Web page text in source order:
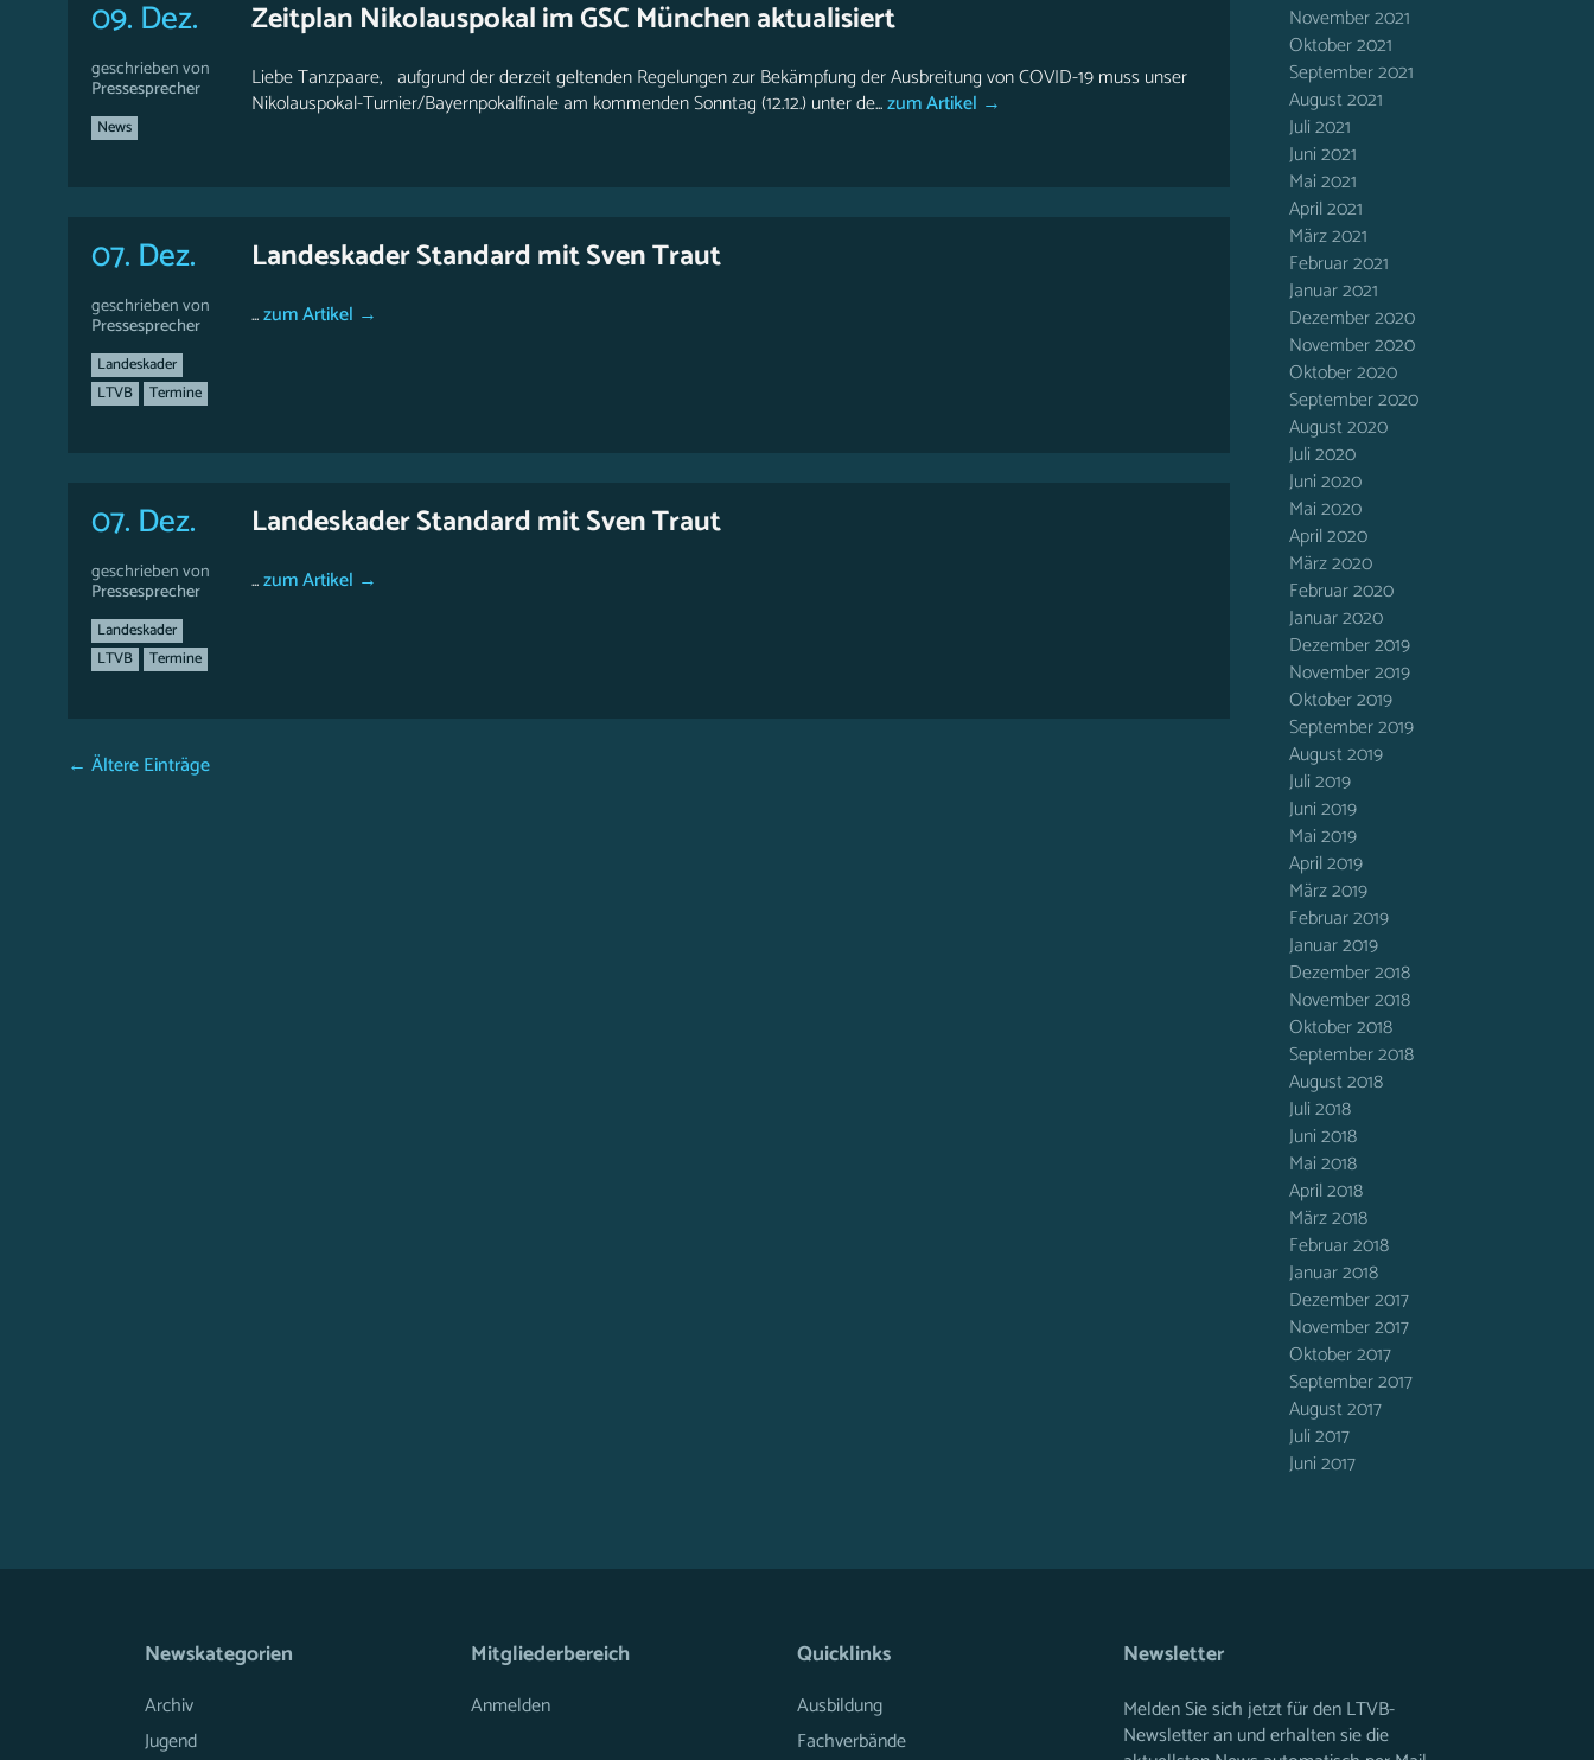
09. Dez.
geschrieben von
Pressesprecher
News
Zeitplan Nikolauspokal im GSC München aktualisiert
Liebe Tanzpaare, aufgrund der derzeit geltenden Regelungen zur Bekämpfung der Ausbreitung von COVID-19 muss unser
Nikolauspokal-Turnier/Bayernpokalfinale am kommenden Sonntag (12.12.) unter de...zum Artikel →
07. Dez.
geschrieben von
Pressesprecher
Landeskader
LTVB
Termine
Landeskader Standard mit Sven Traut
...zum Artikel →
07. Dez.
geschrieben von
Pressesprecher
Landeskader
LTVB
Termine
Landeskader Standard mit Sven Traut
...zum Artikel →
← Ältere Einträge
November 2021
Oktober 2021
September 2021
August 2021
Juli 2021
Juni 2021
Mai 2021
April 2021
März 2021
Februar 2021
Januar 2021
Dezember 2020
November 2020
Oktober 2020
September 2020
August 2020
Juli 2020
Juni 2020
Mai 2020
April 2020
März 2020
Februar 2020
Januar 2020
Dezember 2019
November 2019
Oktober 2019
September 2019
August 2019
Juli 2019
Juni 2019
Mai 2019
April 2019
März 2019
Februar 2019
Januar 2019
Dezember 2018
November 2018
Oktober 2018
September 2018
August 2018
Juli 2018
Juni 2018
Mai 2018
April 2018
März 2018
Februar 2018
Januar 2018
Dezember 2017
November 2017
Oktober 2017
September 2017
August 2017
Juli 2017
Juni 2017
Newskategorien
Archiv
Jugend
Mitgliederbereich
Anmelden
Quicklinks
Ausbildung
Fachverbände
Newsletter
Melden Sie sich jetzt für den LTVB-
Newsletter an und erhalten sie die